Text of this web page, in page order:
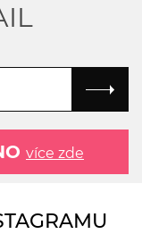
více zde